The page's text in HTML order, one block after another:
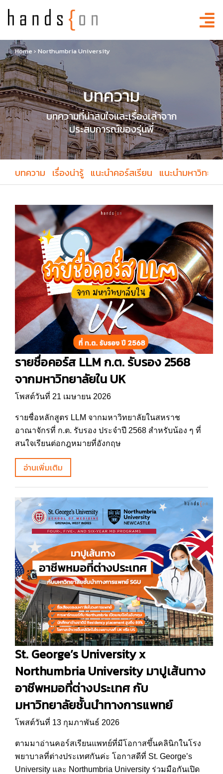
Home › Northumbria University
บทความ
บทความที่น่าสนใจและเรื่องเล่าจาก
ประสบการณ์ของรุ่นพี่
บทความ เรื่องน่ารู้ แนะนำคอร์สเรียน แนะนำมหาวิทยา
รายชื่อคอร์ส LLM ก.ต. รับรอง 2568
จากมหาวิทยาลัยใน UK
โพสต์วันที่ 21 เมษายน 2026
รายชื่อหลักสูตร LLM จากมหาวิทยาลัยในสหราช
อาณาจักรที่ ก.ต. รับรอง ประจำปี 2568 สำหรับน้อง ๆ ที่
สนใจเรียนต่อกฎหมายที่อังกฤษ
อ่านเพิ่มเติม
St. George’s University x
Northumbria University มาปูเส้นทาง
อาชีพหมอที่ต่างประเทศ กับ
มหาวิทยาลัยชั้นนำทางการแพทย์
โพสต์วันที่ 13 กุมภาพันธ์ 2026
ตามมาอ่านคอร์สเรียนแพทย์ที่มีโอกาสขึ้นคลินิกในโรง
พยาบาลที่ต่างประเทศกันค่ะ โอกาสดีที่ St. George’s
University และ Northumbria University ร่วมมือกันเปิด